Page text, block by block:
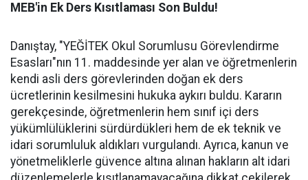
MEB'in Ek Ders Kısıtlaması Son Buldu!
Danıştay, "YEĞİTEK Okul Sorumlusu Görevlendirme
Esasları"nın 11. maddesinde yer alan ve öğretmenlerin
kendi asli ders görevlerinden doğan ek ders
ücretlerinin kesilmesini hukuka aykırı buldu. Kararın
gerekçesinde, öğretmenlerin hem sınıf içi ders
yükümlülüklerini sürdürdükleri hem de ek teknik ve
idari sorumluluk aldıkları vurgulandı. Ayrıca, kanun ve
yönetmeliklerle güvence altına alınan hakların alt idari